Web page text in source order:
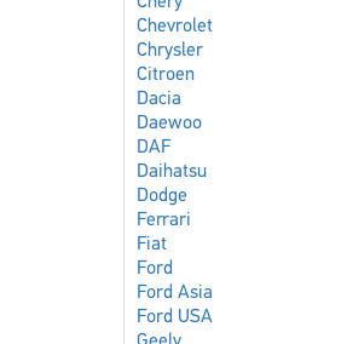
Chevrolet
Chrysler
Citroen
Dacia
Daewoo
DAF
Daihatsu
Dodge
Ferrari
Fiat
Ford
Ford Asia
Ford USA